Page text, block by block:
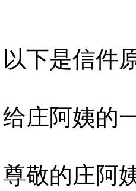
以下是信件
给庄阿姨的
尊敬的庄阿